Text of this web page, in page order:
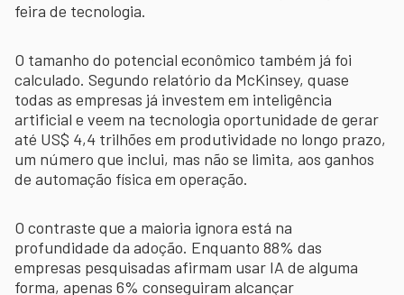
feira de tecnologia.
O tamanho do potencial econômico também já foi
calculado. Segundo relatório da McKinsey, quase
todas as empresas já investem em inteligência
artificial e veem na tecnologia oportunidade de gerar
até US$ 4,4 trilhões em produtividade no longo prazo,
um número que inclui, mas não se limita, aos ganhos
de automação física em operação.
O contraste que a maioria ignora está na
profundidade da adoção. Enquanto 88% das
empresas pesquisadas afirmam usar IA de alguma
forma, apenas 6% conseguiram alcançar